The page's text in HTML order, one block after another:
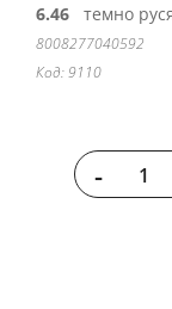
6.46 темно
8008277040592
Код: 9110
-